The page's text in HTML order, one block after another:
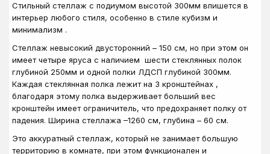
Стильный стеллаж с подиумом высотой 300мм впишется в
интерьер любого стиля, особенно в стиле кубизм и
минимализм .
Стеллаж невысокий двусторонний – 150 см, но при этом он
имеет четыре яруса с наличием шести стеклянных полок
глубиной 250мм и одной полки ЛДСП глубиной 300мм.
Каждая стеклянная полка лежит на 3 кронштейнах ,
благодаря этому полка выдерживает больший вес
кронштейн имеет ограничитель, что предохраняет полку от
падения. Ширина стеллажа –1260 см, глубина – 60 см.
Это аккуратный стеллаж, который не занимает большую
территорию в комнате, при этом функционален и